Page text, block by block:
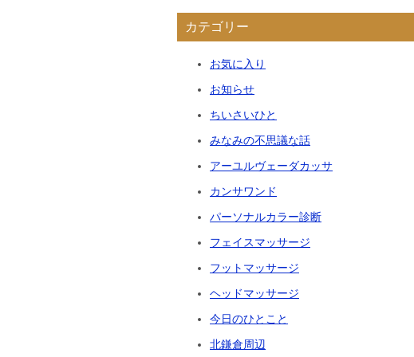
カテゴリー
お気に入り
お知らせ
ちいさいひと
みなみの不思議な話
アーユルヴェーダカッサ
カンサワンド
パーソナルカラー診断
フェイスマッサージ
フットマッサージ
ヘッドマッサージ
今日のひとこと
北鎌倉周辺